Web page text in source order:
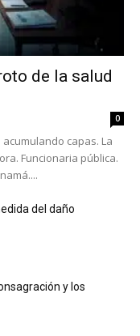
de la salud
0
capas. La
Funcionaria pública.
del daño
y los